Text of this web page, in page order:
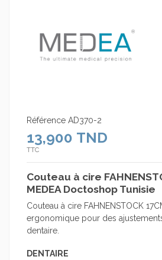
Référence AD370-2
13,900 TND
TTC
Couteau à cire
MEDEA Doctoshop Tunisie
Couteau à cire FAHNENSTOCK
ergonomique pour des
dentaire.
DENTAIRE